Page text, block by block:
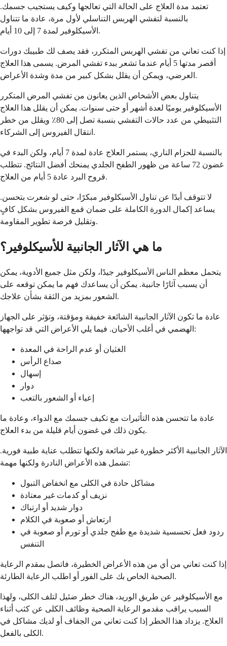
تعتمد مدة العلاج على الحالة التي تعالجها وكيف يستجيب جسمك.
بالنسبة لتفشي الهربس التناسلي لأول مرة، عادة ما تتناول
الأسيكلوفير لمدة 7 إلى 10 أيام.
إذا كنت تعاني من تفشي الهربس المتكرر، فقد يصف لك طبيبك دورات
أقصر مدتها 5 أيام عندما تشعر ببدء تفشي المرض. يسمى هذا العلاج
العرضي، ويمكن أن يقلل بشكل كبير من مدة وشدة الأعراض.
يتناول بعض الأشخاص الذين يعانون من تفشي المرض المتكرر
الأسيكلوفير يوميًا لعدة أشهر أو حتى سنوات. يمكن أن يقلل هذا العلاج
التثبيطي من عدد حالات التفشي بنسبة تصل إلى 80٪ ويقلل من خطر
انتقال الفيروس إلى الشركاء.
بالنسبة للحزام الناري، يستمر العلاج عادة لمدة 7 أيام، ولكن البدء في
غضون 72 ساعة من ظهور الطفح الجلدي يمنحك أفضل النتائج. تتطلب
قروح البرد عادة 5 أيام من العلاج.
لا تتوقف أبدًا عن تناول الأسيكلوفير مبكرًا، حتى لو شعرت بتحسن.
يساعد إكمال الدورة الكاملة على ضمان قمع الفيروس بشكل كافٍ
وتقليل فرصة تطوير المقاومة.
ما هي الآثار الجانبية للأسيكلوفير؟
يتحمل معظم الناس الأسيكلوفير جيدًا، ولكن مثل جميع الأدوية، يمكن
أن يسبب آثارًا جانبية. يمكن أن يساعدك فهم ما يمكن توقعه على
الشعور بمزيد من الثقة بشأن علاجك.
عادة ما تكون الآثار الجانبية الشائعة خفيفة ومؤقتة، وتؤثر على الجهاز
الهضمي في أغلب الأحيان. فيما يلي الأعراض التي قد تواجهها:
الغثيان أو عدم الراحة في المعدة
صداع الرأس
إسهال
دوار
إعياء أو الشعور بالتعب
عادة ما تتحسن هذه التأثيرات مع تكيف جسمك مع الدواء، وعادة ما
يكون ذلك في غضون أيام قليلة من بدء العلاج.
الآثار الجانبية الأكثر خطورة غير شائعة ولكنها تتطلب عناية طبية فورية.
تشمل هذه الأعراض النادرة ولكنها مهمة:
مشاكل حادة في الكلى مع انخفاض التبول
نزيف أو كدمات غير معتادة
دوار شديد أو ارتباك
ارتعاش أو صعوبة في الكلام
ردود فعل تحسسية شديدة مع طفح جلدي أو تورم أو صعوبة في
التنفس
إذا كنت تعاني من أي من هذه الأعراض الخطيرة، فاتصل بمقدم الرعاية
الصحية الخاص بك على الفور أو اطلب الرعاية الطارئة.
مع الأسيكلوفير عن طريق الوريد، هناك خطر ضئيل لتلف الكلى، ولهذا
السبب يراقب مقدمو الرعاية الصحية وظائف الكلى عن كثب أثناء
العلاج. يزداد هذا الخطر إذا كنت تعاني من الجفاف أو لديك مشاكل في
الكلى بالفعل.